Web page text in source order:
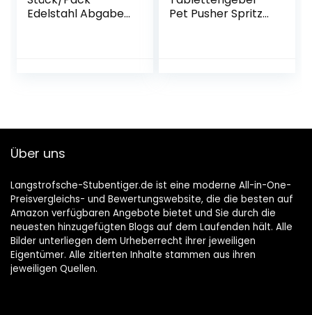
Edelstahl Abgabe
Pet Pusher Spritze
Über uns
Langstrofsche-Stubentiger.de ist eine moderne All-in-One-
Preisvergleichs- und Bewertungswebsite, die die besten auf
Amazon verfügbaren Angebote bietet und Sie durch die
neuesten hinzugefügten Blogs auf dem Laufenden hält. Alle
Bilder unterliegen dem Urheberrecht ihrer jeweiligen
Eigentümer. Alle zitierten Inhalte stammen aus ihren
jeweiligen Quellen.